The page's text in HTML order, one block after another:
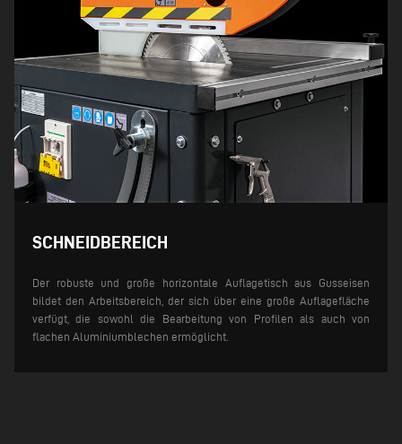
SCHNEIDBEREICH
Der robuste und große horizontale Auflagetisch aus Gusseisen
bildet den Arbeitsbereich, der sich über eine große Auflagefläche
verfügt, die sowohl die Bearbeitung von Profilen als auch von
flachen Aluminiumblechen ermöglicht.